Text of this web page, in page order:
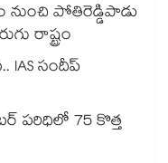
నుంచి పోతిరెడ్డిపాడు
రాష్ట్రం
IAS సందీప్
పరిధిలో 75 కొత్త